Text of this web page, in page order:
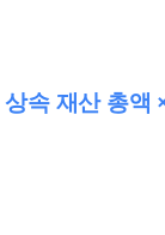
상속 재산 총액